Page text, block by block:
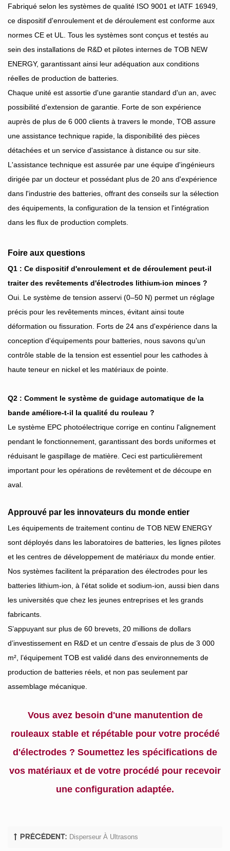
Fabriqué selon les systèmes de qualité ISO 9001 et IATF 16949,
ce dispositif d'enroulement et de déroulement est conforme aux
normes CE et UL. Tous les systèmes sont conçus et testés au
sein des installations de R&D et pilotes internes de TOB NEW
ENERGY, garantissant ainsi leur adéquation aux conditions
réelles de production de batteries.
Chaque unité est assortie d'une garantie standard d'un an, avec
possibilité d'extension de garantie. Forte de son expérience
auprès de plus de 6 000 clients à travers le monde, TOB assure
une assistance technique rapide, la disponibilité des pièces
détachées et un service d'assistance à distance ou sur site.
L'assistance technique est assurée par une équipe d'ingénieurs
dirigée par un docteur et possédant plus de 20 ans d'expérience
dans l'industrie des batteries, offrant des conseils sur la sélection
des équipements, la configuration de la tension et l'intégration
dans les flux de production complets.
Foire aux questions
Q1 : Ce dispositif d'enroulement et de déroulement peut-il
traiter des revêtements d'électrodes lithium-ion minces ?
Oui. Le système de tension asservi (0–50 N) permet un réglage
précis pour les revêtements minces, évitant ainsi toute
déformation ou fissuration. Forts de 24 ans d'expérience dans la
conception d'équipements pour batteries, nous savons qu'un
contrôle stable de la tension est essentiel pour les cathodes à
haute teneur en nickel et les matériaux de pointe.
Q2 : Comment le système de guidage automatique de la
bande améliore-t-il la qualité du rouleau ?
Le système EPC photoélectrique corrige en continu l'alignement
pendant le fonctionnement, garantissant des bords uniformes et
réduisant le gaspillage de matière. Ceci est particulièrement
important pour les opérations de revêtement et de découpe en
aval.
Approuvé par les innovateurs du monde entier
Les équipements de traitement continu de TOB NEW ENERGY
sont déployés dans les laboratoires de batteries, les lignes pilotes
et les centres de développement de matériaux du monde entier.
Nos systèmes facilitent la préparation des électrodes pour les
batteries lithium-ion, à l'état solide et sodium-ion, aussi bien dans
les universités que chez les jeunes entreprises et les grands
fabricants.
S’appuyant sur plus de 60 brevets, 20 millions de dollars
d’investissement en R&D et un centre d’essais de plus de 3 000
m², l’équipement TOB est validé dans des environnements de
production de batteries réels, et non pas seulement par
assemblage mécanique.
Vous avez besoin d'une manutention de
rouleaux stable et répétable pour votre procédé
d'électrodes ? Soumettez les spécifications de
vos matériaux et de votre procédé pour recevoir
une configuration adaptée.
PRÉCÉDENT: Disperseur À Ultrasons